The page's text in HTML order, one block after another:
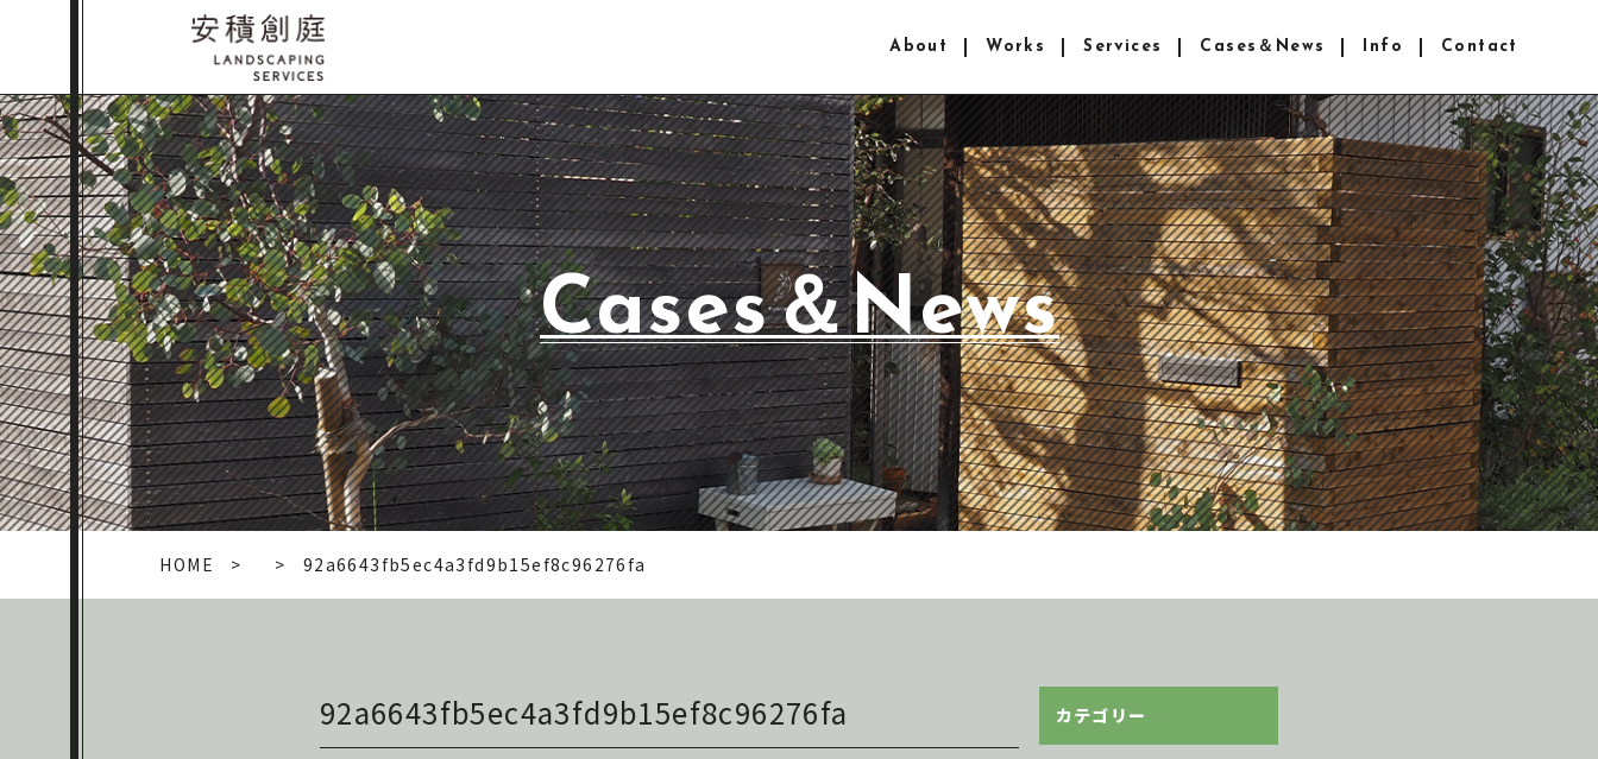
About Works Services Cases＆News Info Contact
Cases＆News
HOME 92a6643fb5ec4a3fd9b15ef8c96276fa
92a6643fb5ec4a3fd9b15ef8c96276fa カテゴリー